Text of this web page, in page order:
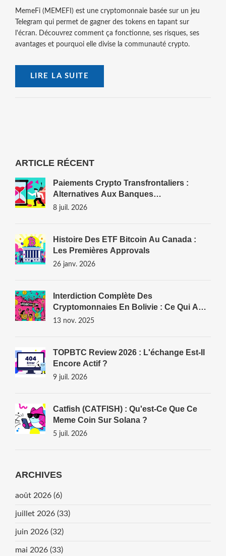
MemeFi (MEMEFI) est une cryptomonnaie basée sur un jeu
Telegram qui permet de gagner des tokens en tapant sur
l'écran. Découvrez comment ça fonctionne, ses risques, ses
avantages et pourquoi elle divise la communauté crypto.
LIRE LA SUITE
ARTICLE RÉCENT
Paiements Crypto Transfrontaliers :
Alternatives Aux Banques
Traditionnelles En 2026
8 juil. 2026
Histoire Des ETF Bitcoin Au Canada :
Les Premières Approvals
26 janv. 2026
Interdiction Complète Des
Cryptomonnaies En Bolivie : Ce Qui A
Changé En 2024-2025
13 nov. 2025
TOPBTC Review 2026 : L'échange Est-Il
Encore Actif ?
9 juil. 2026
Catfish (CATFISH) : Qu'est-Ce Que Ce
Meme Coin Sur Solana ?
5 juil. 2026
ARCHIVES
août 2026 (6)
juillet 2026 (33)
juin 2026 (32)
mai 2026 (33)